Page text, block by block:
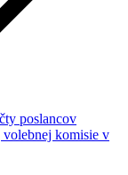
poslancov
komisie v